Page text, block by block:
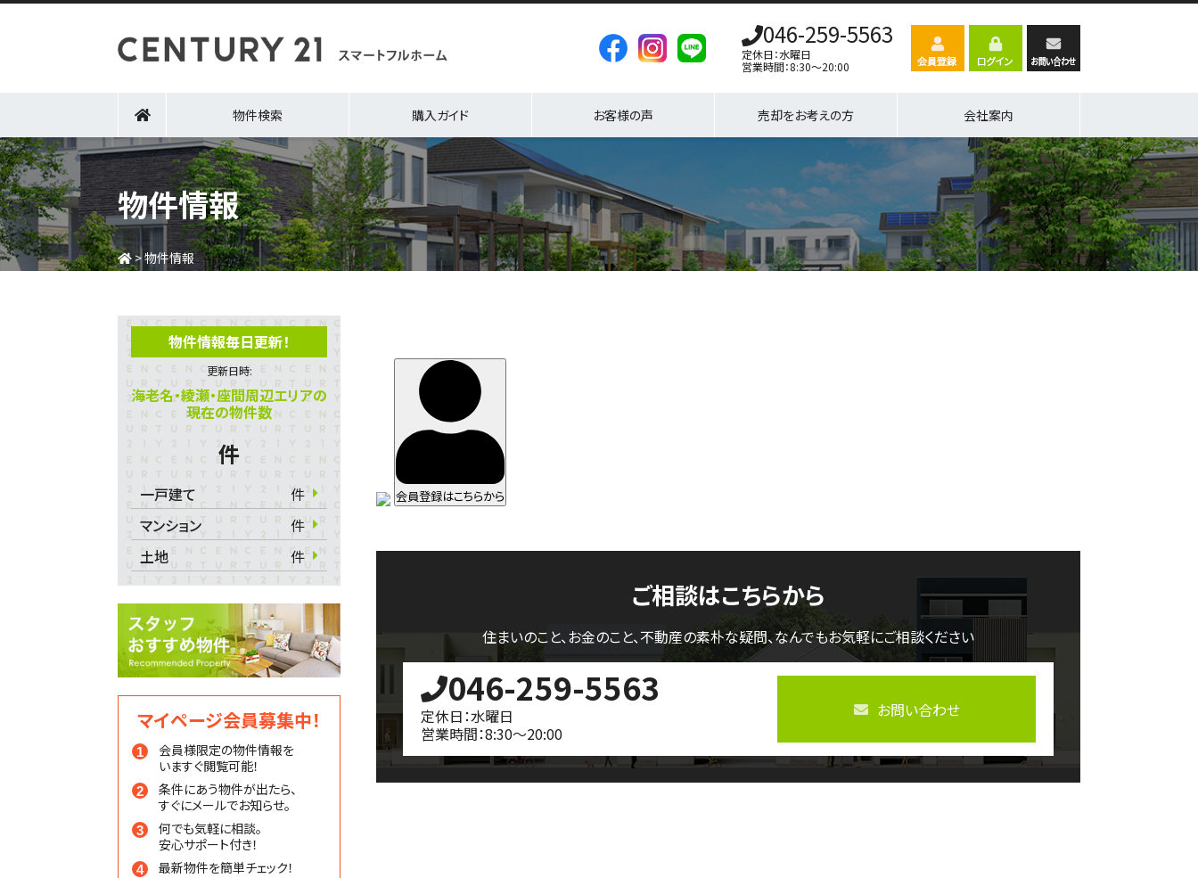
046-259-5563
定休日：水曜日
営業時間：8:30～20:00
物件検索 購入ガイド お客様の声 売却をお考えの方 会社案内
物件情報
>物件情報
物件情報毎日更新！
更新日時:
海老名・綾瀬・座間周辺エリアの
現在の物件数
件
一戸建て
件
マンション
件
土地
件
マイページ会員募集中！
会員様限定の物件情報を
いますぐ閲覧可能！
条件にあう物件が出たら、
すぐにメールでお知らせ。
何でも気軽に相談。
安心サポート付き！
最新物件を簡単チェック！
会員登録はこちらから
ご相談はこちらから
住まいのこと、お金のこと、不動産の素朴な疑問、なんでもお気軽にご相談ください
046-259-5563
定休日：水曜日
営業時間：8:30～20:00
お問い合わせ